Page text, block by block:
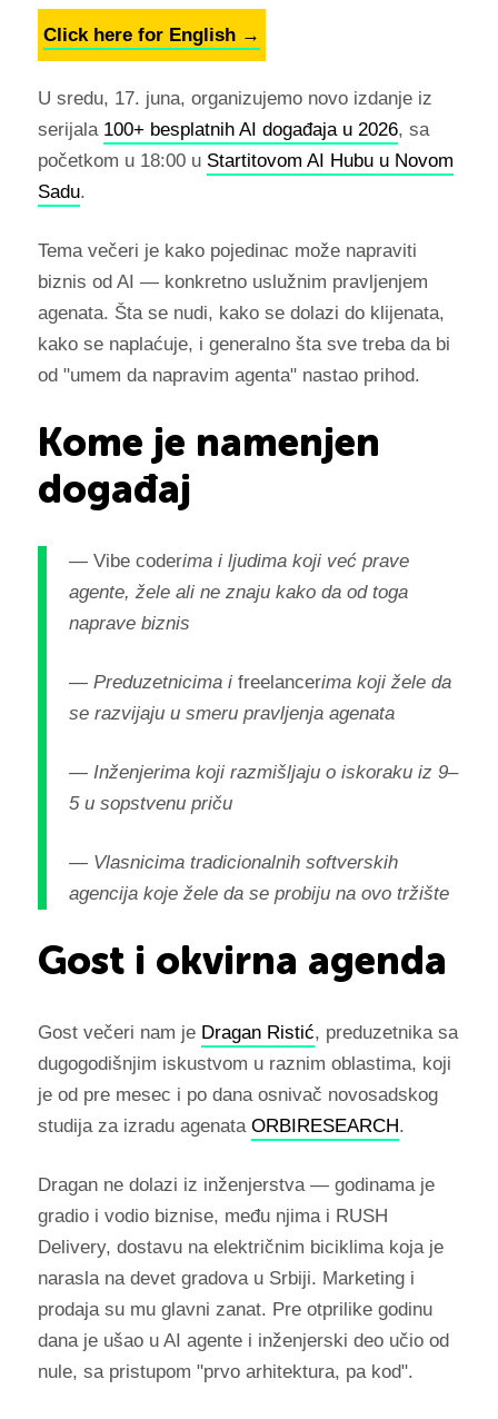
Click here for English →
U sredu, 17. juna, organizujemo novo izdanje iz
serijala 100+ besplatnih AI događaja u 2026, sa
početkom u 18:00 u Startitovom AI Hubu u Novom
Sadu.
Tema večeri je kako pojedinac može napraviti
biznis od AI — konkretno uslužnim pravljenjem
agenata. Šta se nudi, kako se dolazi do klijenata,
kako se naplaćuje, i generalno šta sve treba da bi
od "umem da napravim agenta" nastao prihod.
Kome je namenjen
događaj
— Vibe coderima i ljudima koji već prave
agente, žele ali ne znaju kako da od toga
naprave biznis
— Preduzetnicima i freelancerima koji žele da
se razvijaju u smeru pravljenja agenata
— Inženjerima koji razmišljaju o iskoraku iz 9–
5 u sopstvenu priču
— Vlasnicima tradicionalnih softverskih
agencija koje žele da se probiju na ovo tržište
Gost i okvirna agenda
Gost večeri nam je Dragan Ristić, preduzetnika sa
dugogodišnjim iskustvom u raznim oblastima, koji
je od pre mesec i po dana osnivač novosadskog
studija za izradu agenata ORBIRESEARCH.
Dragan ne dolazi iz inženjerstva — godinama je
gradio i vodio biznise, među njima i RUSH
Delivery, dostavu na električnim biciklima koja je
narasla na devet gradova u Srbiji. Marketing i
prodaja su mu glavni zanat. Pre otprilike godinu
dana je ušao u AI agente i inženjerski deo učio od
nule, sa pristupom "prvo arhitektura, pa kod".